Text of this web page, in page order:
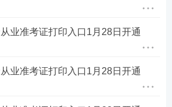
品】
】
网校基金学霸君微信个人号【ks2
业准考证打印入口1月28日开通
业准考证打印入口1月28日开通